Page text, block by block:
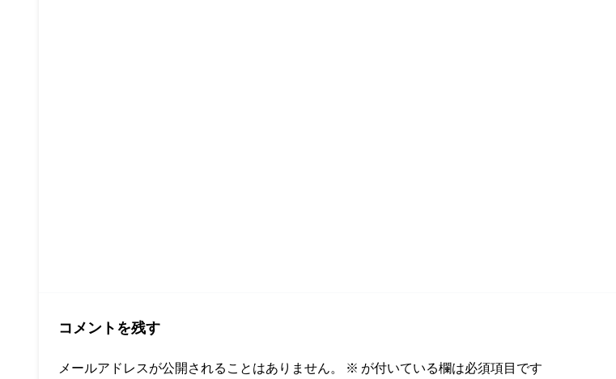
コメントを残す
メールアドレスが公開されることはありません。 ※ が付いている欄は必須項目です